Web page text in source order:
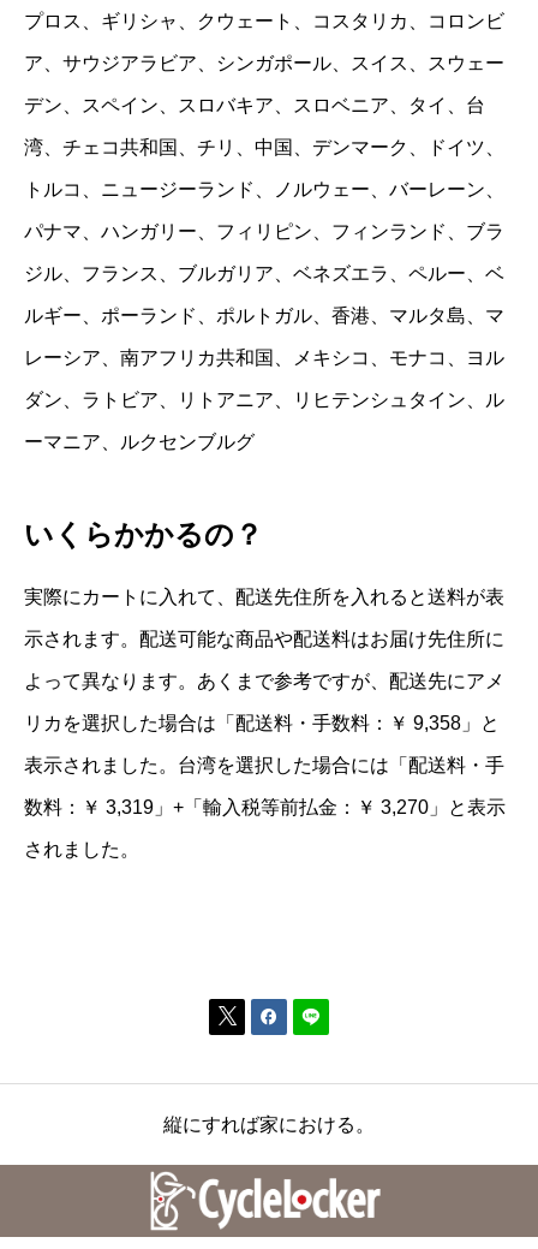
プロス、ギリシャ、クウェート、コスタリカ、コロンビ
ア、サウジアラビア、シンガポール、スイス、スウェー
デン、スペイン、スロバキア、スロベニア、タイ、台
湾、チェコ共和国、チリ、中国、デンマーク、ドイツ、
トルコ、ニュージーランド、ノルウェー、バーレーン、
パナマ、ハンガリー、フィリピン、フィンランド、ブラ
ジル、フランス、ブルガリア、ベネズエラ、ペルー、ベ
ルギー、ポーランド、ポルトガル、香港、マルタ島、マ
レーシア、南アフリカ共和国、メキシコ、モナコ、ヨル
ダン、ラトビア、リトアニア、リヒテンシュタイン、ル
ーマニア、ルクセンブルグ
いくらかかるの？
実際にカートに入れて、配送先住所を入れると送料が表
示されます。配送可能な商品や配送料はお届け先住所に
よって異なります。あくまで参考ですが、配送先にアメ
リカを選択した場合は「配送料・手数料：￥ 9,358」と
表示されました。台湾を選択した場合には「配送料・手
数料：￥ 3,319」+「輸入税等前払金：￥ 3,270」と表示
されました。
 
縦にすれば家における。